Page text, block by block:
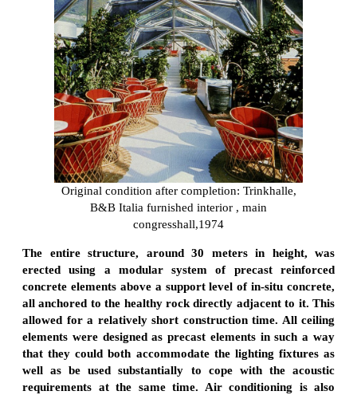
Original condition after completion: Trinkhalle,
B&B Italia furnished interior , main
congresshall,1974
The entire structure, around 30 meters in height, was
erected using a modular system of precast reinforced
concrete elements above a support level of in-situ concrete,
all anchored to the healthy rock directly adjacent to it. This
allowed for a relatively short construction time. All ceiling
elements were designed as precast elements in such a way
that they could both accommodate the lighting fixtures as
well as be used substantially to cope with the acoustic
requirements at the same time. Air conditioning is also